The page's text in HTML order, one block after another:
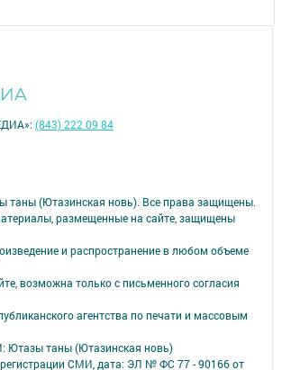
таны (Ютазинская новь). Все права защищены.
размещенные на сайте, защищены
и распространение в любом объеме
возможна только с письменного согласия
агентства по печати и массовым
Ютазы таны (Ютазинская новь)
СМИ, дата: ЭЛ № ФС 77 - 90166 от
(843) 222 09 84